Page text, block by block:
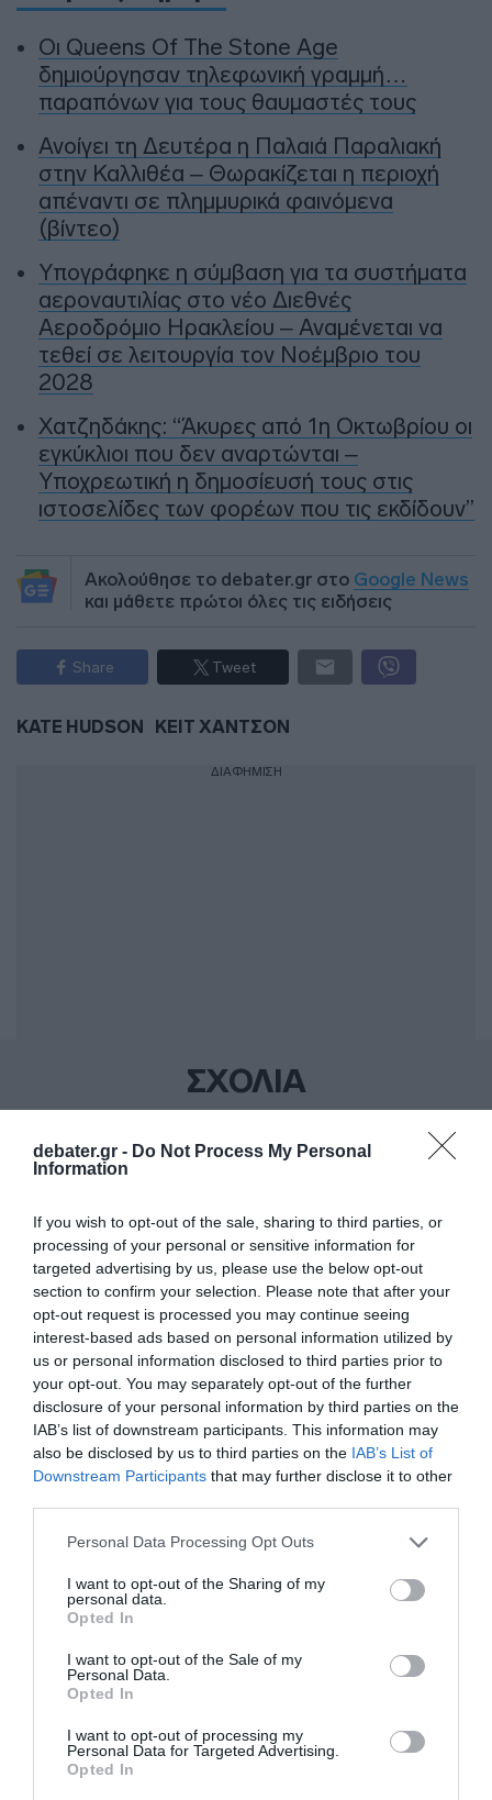
debater.gr - Do Not Process My Personal
Information
If you wish to opt-out of the sale, sharing to third parties, or
processing of your personal or sensitive information for
targeted advertising by us, please use the below opt-out
section to confirm your selection. Please note that after your
opt-out request is processed you may continue seeing
interest-based ads based on personal information utilized by
us or personal information disclosed to third parties prior to
your opt-out. You may separately opt-out of the further
disclosure of your personal information by third parties on the
IAB’s list of downstream participants. This information may
also be disclosed by us to third parties on the IAB’s List of
Downstream Participants that may further disclose it to other
Please note that this website/app uses one or more Google
not limited to your visit or usage behaviour. You may click to
grant or deny consent to Google and its third-party tags to
use your data for below specified purposes in below Google
consent section.
Personal Data Processing Opt Outs
I want to opt-out of the Sharing of my
personal data.
Opted In
I want to opt-out of the Sale of my
Personal Data.
Opted In
I want to opt-out of processing my
Personal Data for Targeted Advertising.
Opted In
Οι Queens Of The Stone Age
δημιούργησαν τηλεφωνική γραμμή…
παραπόνων για τους θαυμαστές τους
Ανοίγει τη Δευτέρα η Παλαιά Παραλιακή
στην Καλλιθέα – Θωρακίζεται η περιοχή
απέναντι σε πλημμυρικά φαινόμενα
(βίντεο)
Υπογράφηκε η σύμβαση για τα συστήματα
αεροναυτιλίας στο νέο Διεθνές
Αεροδρόμιο Ηρακλείου – Αναμένεται να
τεθεί σε λειτουργία τον Νοέμβριο του
2028
Χατζηδάκης: “Άκυρες από 1η Οκτωβρίου οι
εγκύκλιοι που δεν αναρτώνται –
Υποχρεωτική η δημοσίευσή τους στις
ιστοσελίδες των φορέων που τις εκδίδουν”
Ακολούθησε το debater.gr στο Google News
και μάθετε πρώτοι όλες τις ειδήσεις
Share Tweet
KATE HUDSON ΚΕΙΤ ΧΑΝΤΣΟΝ
ΔΙΑΦΗΜΙΣΗ
ΣΧΟΛΙΑ